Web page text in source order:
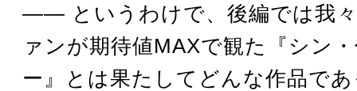
―― というわけで、後編では我
ァンが期待値MAXで観た『シン
ー』とは果たしてどんな作品で